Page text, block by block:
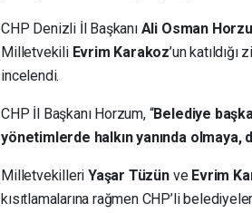
CHP Denizli İl Başkanı Ali Osman
Milletvekili Evrim Karakoz’un
incelendi.
CHP İl Başkanı Horzum, “Belediye
yönetimlerde halkın yanında olmaya,
MilletvekilleriYaşar Tüzünve Evrim
kısıtlamalarına rağmen CHP’li